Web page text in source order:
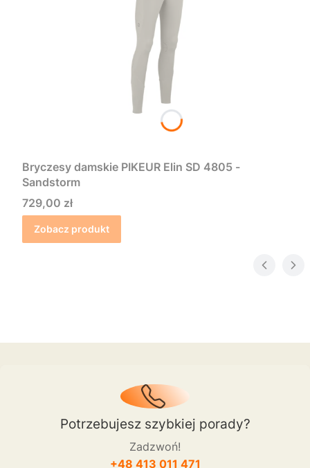
Bryczesy damskie PIKEUR Elin SD 4805 -
Sandstorm
Cena
729,00 zł
Zobacz produkt
Potrzebujesz szybkiej porady?
Zadzwoń!
+48 413 011 471